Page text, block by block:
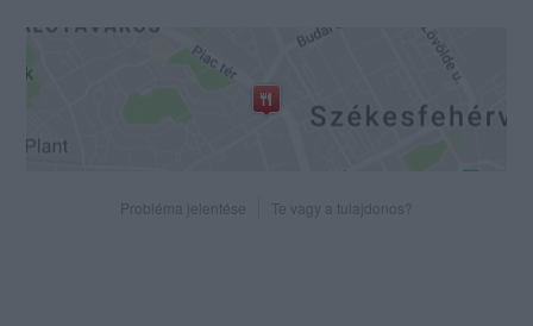
Probléma jelentése Te vagy a tulajdonos?